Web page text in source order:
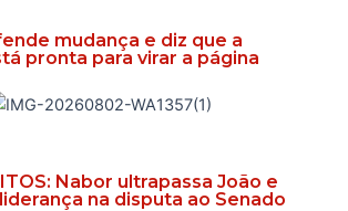
mudança e diz que a
pronta para virar a página
Nabor ultrapassa João e
na disputa ao Senado